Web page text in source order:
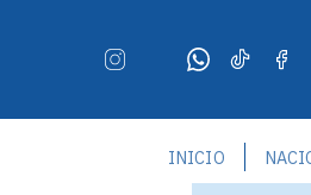
INICIO